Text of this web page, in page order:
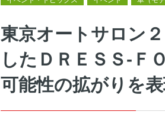
東京オートサロン
したＤＲＥＳＳ-Ｆ
可能性の拡がりを